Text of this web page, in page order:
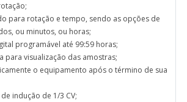
para rotação e tempo, sendo as opções de
ou minutos, ou horas;
programável até 99:59 horas;
para visualização das amostras;
o equipamento após o término de sua
indução de 1/3 CV;